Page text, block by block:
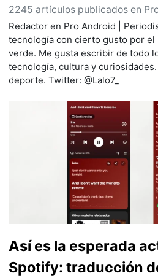
2245 artículos publicados en
Redactor en Pro Android |
tecnología con cierto gusto por el
verde. Me gusta escribir de todo
tecnología, cultura y
deporte. Twitter: @Lalo7_
Así es la esperada
Spotify: traducción